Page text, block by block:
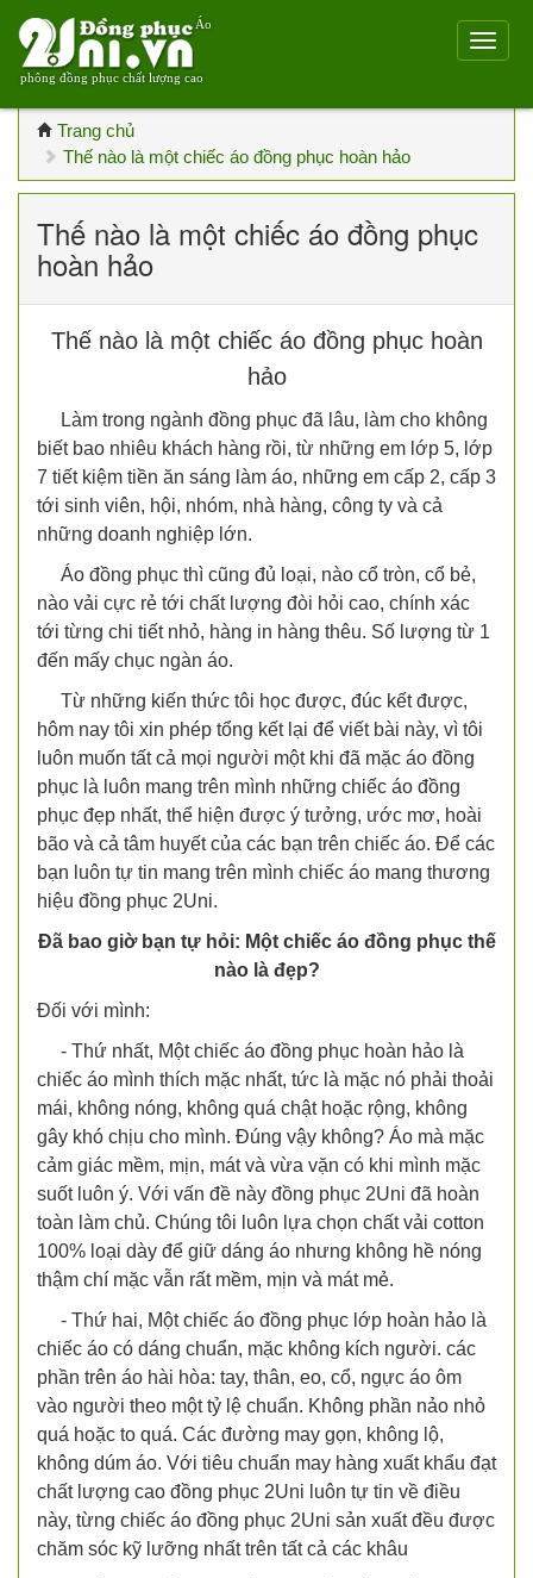
Áo
phông đồng phục chất lượng cao
Trang chủ
Thế nào là một chiếc áo đồng phục hoàn hảo
Thế nào là một chiếc áo đồng phục
hoàn hảo
Thế nào là một chiếc áo đồng phục hoàn
hảo
Làm trong ngành đồng phục đã lâu, làm cho không
biết bao nhiêu khách hàng rồi, từ những em lớp 5, lớp
7 tiết kiệm tiền ăn sáng làm áo, những em cấp 2, cấp 3
tới sinh viên, hội, nhóm, nhà hàng, công ty và cả
những doanh nghiệp lớn.
Áo đồng phục thì cũng đủ loại, nào cổ tròn, cổ bẻ,
nào vải cực rẻ tới chất lượng đòi hỏi cao, chính xác
tới từng chi tiết nhỏ, hàng in hàng thêu. Số lượng từ 1
đến mấy chục ngàn áo.
Từ những kiến thức tôi học được, đúc kết được,
hôm nay tôi xin phép tổng kết lại để viết bài này, vì tôi
luôn muốn tất cả mọi người một khi đã mặc áo đồng
phục là luôn mang trên mình những chiếc áo đồng
phục đẹp nhất, thể hiện được ý tưởng, ước mơ, hoài
bão và cả tâm huyết của các bạn trên chiếc áo. Để các
bạn luôn tự tin mang trên mình chiếc áo mang thương
hiệu đồng phục 2Uni.
Đã bao giờ bạn tự hỏi: Một chiếc áo đồng phục thế
nào là đẹp?
Đối với mình:
- Thứ nhất, Một chiếc áo đồng phục hoàn hảo là
chiếc áo mình thích mặc nhất, tức là mặc nó phải thoải
mái, không nóng, không quá chật hoặc rộng, không
gây khó chịu cho mình. Đúng vậy không? Áo mà mặc
cảm giác mềm, mịn, mát và vừa vặn có khi mình mặc
suốt luôn ý. Với vấn đề này đồng phục 2Uni đã hoàn
toàn làm chủ. Chúng tôi luôn lựa chọn chất vải cotton
100% loại dày để giữ dáng áo nhưng không hề nóng
thậm chí mặc vẫn rất mềm, mịn và mát mẻ.
- Thứ hai, Một chiếc áo đồng phục lớp hoàn hảo là
chiếc áo có dáng chuẩn, mặc không kích người. các
phần trên áo hài hòa: tay, thân, eo, cổ, ngực áo ôm
vào người theo một tỷ lệ chuẩn. Không phần nảo nhỏ
quá hoặc to quá. Các đường may gọn, không lộ,
không dúm áo. Với tiêu chuẩn may hàng xuất khẩu đạt
chất lượng cao đồng phục 2Uni luôn tự tin về điều
này, từng chiếc áo đồng phục 2Uni sản xuất đều được
chăm sóc kỹ lưỡng nhất trên tất cả các khâu